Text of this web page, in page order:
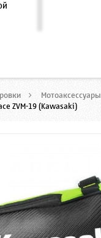
> Мотоаксессуары
ZVM-19 (Kawasaki)